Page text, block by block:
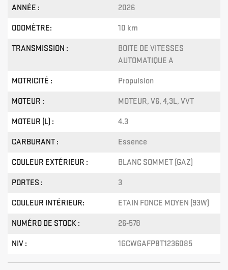
ANNÉE : 2026
ODOMÈTRE: 10 km
TRANSMISSION :
BOITE DE VITESSES
AUTOMATIQUE A
MOTRICITÉ : Propulsion
MOTEUR : MOTEUR, V6, 4,3L, VVT
MOTEUR (L) : 4.3
CARBURANT : Essence
COULEUR EXTÉRIEUR : BLANC SOMMET (GAZ)
PORTES : 3
COULEUR INTÉRIEUR: ETAIN FONCE MOYEN (93W)
NUMÉRO DE STOCK : 26-578
NIV : 1GCWGAFP8T1236085